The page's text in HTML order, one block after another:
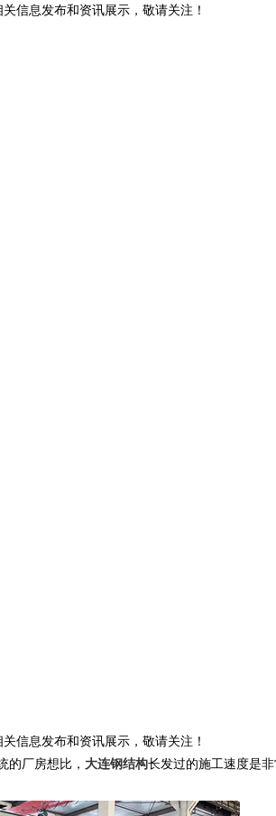
信息发布和资讯展示，敬请关注！
信息发布和资讯展示，敬请关注！
厂房想比， 大连钢结构长发过的施工速度是